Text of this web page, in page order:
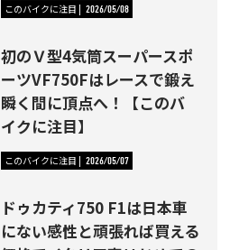
このバイクに注目 2026/05/08
初のＶ型4気筒スーパースポ
ーツVF750Fはレースで鍛え
瞬く間に頂点へ！【このバ
イクに注目】
このバイクに注目 2026/05/07
ドゥカティ750 F1は日本車
にない感性と頑張れば買える